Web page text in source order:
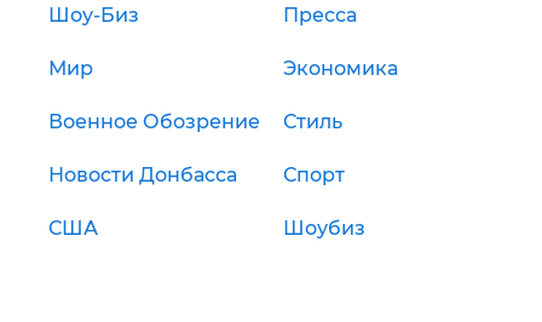
Шоу-Биз Пресса
Мир Экономика
Военное Обозрение Стиль
Новости Донбасса Спорт
США Шоубиз